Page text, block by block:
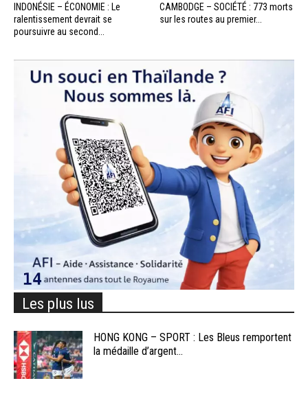
INDONÉSIE – ÉCONOMIE : Le
ralentissement devrait se
poursuivre au second...
CAMBODGE – SOCIÉTÉ : 773 morts
sur les routes au premier...
Les plus lus
HONG KONG – SPORT : Les Bleus remportent
la médaille d’argent...